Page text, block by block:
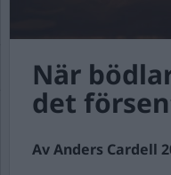
När
det
Av Anders Cardell